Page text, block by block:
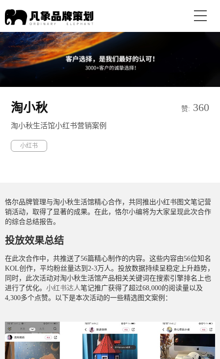
淘小秋 赞: 360
淘小秋生活馆小红书营销案例
小红书
恪尔品牌管理与淘小秋生活馆精心合作，共同推出小红书图文笔记营
销活动，取得了显著的成果。在此，恪尔小编将为大家呈现此次合作
的综合总结报告。
投放效果总结
在此次合作中，共推送了56篇精心制作的内容。这些内容由56位知名
KOL创作，平均粉丝量达到2-3万人。投放数据持续呈稳定上升趋势，
同时，此次活动对淘小秋生活馆产品相关关键词在搜索引擎排名上也
进行了优化。 小红书达人笔记推广获得了超过68,000的阅读量以及
4,300多个点赞。以下是本次活动的一些精选图文案例：